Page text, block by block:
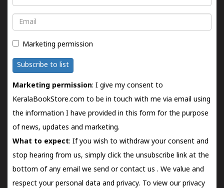
Email
Marketing permission
Subscribe to list
Marketing permission: I give my consent to
KeralaBookStore.com to be in touch with me via email using
the information I have provided in this form for the purpose
of news, updates and marketing.
What to expect: If you wish to withdraw your consent and
stop hearing from us, simply click the unsubscribe link at the
bottom of any email we send orcontact us . We value and
respect your personal data and privacy. To view our privacy